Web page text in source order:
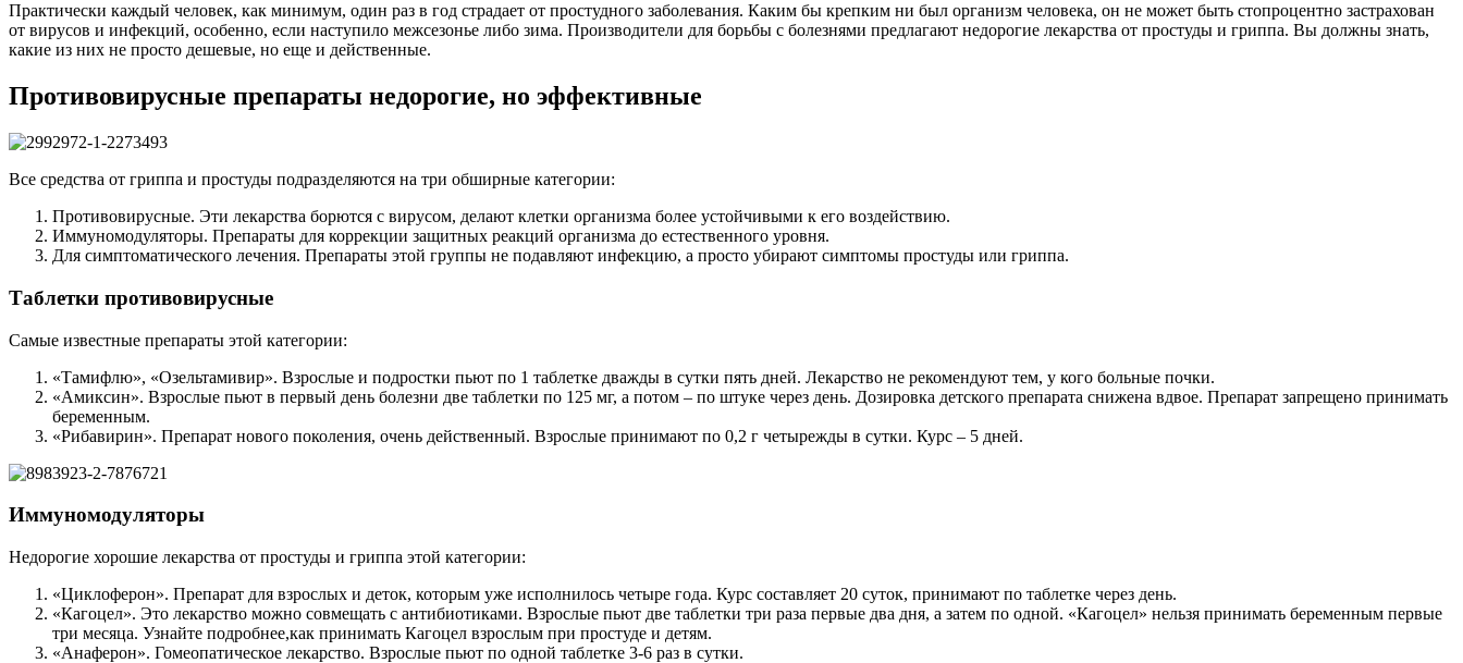
Практически каждый человек, как минимум, один раз в год страдает от простудного заболевания. Каким бы крепким ни был организм человека, он не может быть стопроцентно застрахован
от вирусов и инфекций, особенно, если наступило межсезонье либо зима. Производители для борьбы с болезнями предлагают недорогие лекарства от простуды и гриппа. Вы должны знать,
какие из них не просто дешевые, но еще и действенные.
Противовирусные препараты недорогие, но эффективные
Все средства от гриппа и простуды подразделяются на три обширные категории:
Противовирусные. Эти лекарства борются с вирусом, делают клетки организма более устойчивыми к его воздействию.
Иммуномодуляторы. Препараты для коррекции защитных реакций организма до естественного уровня.
Для симптоматического лечения. Препараты этой группы не подавляют инфекцию, а просто убирают симптомы простуды или гриппа.
Таблетки противовирусные
Самые известные препараты этой категории:
«Тамифлю», «Озельтамивир». Взрослые и подростки пьют по 1 таблетке дважды в сутки пять дней. Лекарство не рекомендуют тем, у кого больные почки.
«Амиксин». Взрослые пьют в первый день болезни две таблетки по 125 мг, а потом – по штуке через день. Дозировка детского препарата снижена вдвое. Препарат запрещено принимать
беременным.
«Рибавирин». Препарат нового поколения, очень действенный. Взрослые принимают по 0,2 г четырежды в сутки. Курс – 5 дней.
Иммуномодуляторы
Недорогие хорошие лекарства от простуды и гриппа этой категории:
«Циклоферон». Препарат для взрослых и деток, которым уже исполнилось четыре года. Курс составляет 20 суток, принимают по таблетке через день.
«Кагоцел». Это лекарство можно совмещать с антибиотиками. Взрослые пьют две таблетки три раза первые два дня, а затем по одной. «Кагоцел» нельзя принимать беременным первые
три месяца. Узнайте подробнее,­как принимать Кагоцел взрослым при простуде и детям.
«Анаферон». Гомеопатическое лекарство. Взрослые пьют по одной таблетке 3-6 раз в сутки.